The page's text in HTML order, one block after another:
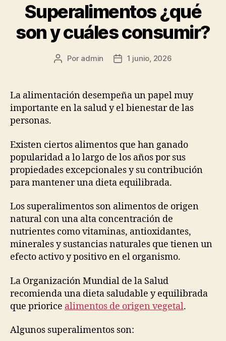
Superalimentos ¿qué
son y cuáles consumir?
Autor
publicación
Por admin
Fecha
publicación
1 junio, 2026
La alimentación desempeña un papel muy
importante en la salud y el bienestar de las
personas.
Existen ciertos alimentos que han ganado
popularidad a lo largo de los años por sus
propiedades excepcionales y su contribución
para mantener una dieta equilibrada.
Los superalimentos son alimentos de origen
natural con una alta concentración de
nutrientes como vitaminas, antioxidantes,
minerales y sustancias naturales que tienen un
efecto activo y positivo en el organismo.
La Organización Mundial de la Salud
recomienda una dieta saludable y equilibrada
que priorice alimentos de origen vegetal.
Algunos superalimentos son: